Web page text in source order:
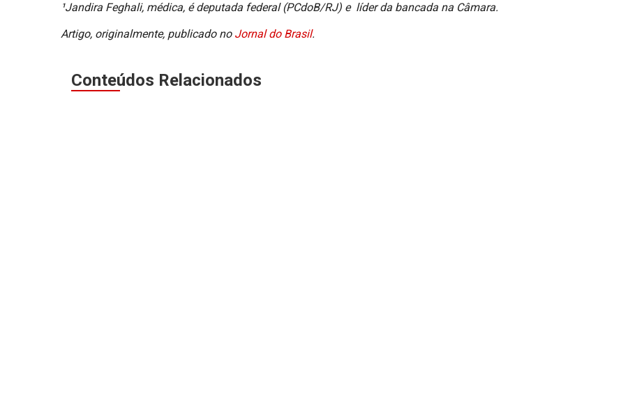
¹Jandira Feghali, médica, é deputada federal (PCdoB/RJ) e líder da bancada na Câmara.
Artigo, originalmente, publicado no Jornal do Brasil.
Conteúdos Relacionados